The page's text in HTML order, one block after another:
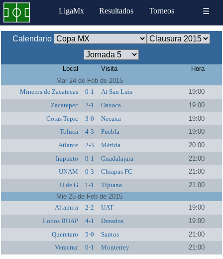
LigaMx Resultados Torneos ☰
Calendario
Local Visita
Hora
Mar 24 de Feb de 2015
Mineros de Zacatecas
0-1 At San Luis
19:00
Zacatepec
2-1 Oaxaca
19:00
Coras Tepic
3-0 Necaxa
19:00
Toluca
4-3 Puebla
19:00
Atlante
2-3 Mérida
20:00
Irapuato
0-1 Guadalajara
21:00
UNAM
0-3 Chiapas FC
21:00
U de G
1-1 Tijuana
21:00
Mie 25 de Feb de 2015
Altamira
2-2 UAT
19:00
Lobos BUAP
4-1 Dorados
19:00
Queretaro
5-0 Santos
21:00
Veracruz
0-1 Monterrey 21:00